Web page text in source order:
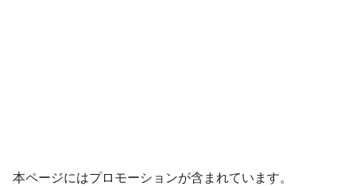
本ページにはプロモーションが含まれています。